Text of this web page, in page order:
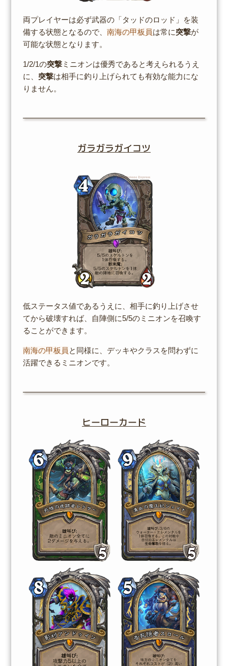
両プレイヤーは必ず武器の「タッドのロッド」を装
備する状態となるので、 南海の甲板員は常に突撃が
可能な状態となります。
1/2/1の突撃ミニオンは優秀であると考えられるうえ
に、 突撃は相手に釣り上げられても有効な能力にな
りません。
ガラガラガイコツ
低ステータス値であるうえに、相手に釣り上げさせ
てから破壊すれば、自陣側に5/5のミニオンを召喚す
ることができます。
南海の甲板員 と同様に、デッキやクラスを問わずに
活躍できるミニオンです。
ヒーローカード